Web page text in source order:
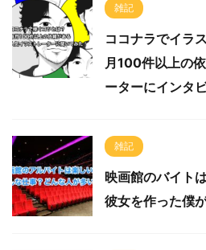
雑記
ココナラでイラ
月100件以上の
ーターにインタ
雑記
映画館のバイト
彼女を作った僕